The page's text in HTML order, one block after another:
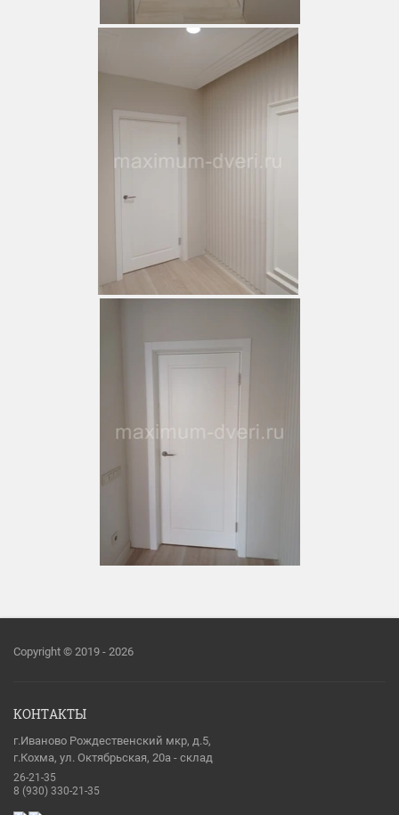
Copyright © 2019 - 2026
КОНТАКТЫ
г.Иваново Рождественский мкр, д.5,
г.Кохма, ул. Октябрьская, 20а - склад
26-21-35
8 (930) 330-21-35